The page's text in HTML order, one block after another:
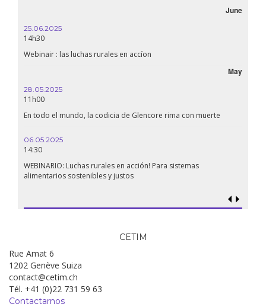
June
25.06.2025
14h30
Webinair : las luchas rurales en accíon
May
28.05.2025
11h00
En todo el mundo, la codicia de Glencore rima con muerte
06.05.2025
14:30
WEBINARIO: Luchas rurales en acción! Para sistemas
alimentarios sostenibles y justos
CETIM
Rue Amat 6
1202 Genève Suiza
contact@cetim.ch
Tél. +41 (0)22 731 59 63
Contactarnos